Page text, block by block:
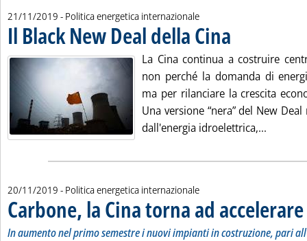
21/11/2019 - Politica energetica internazionale
Il Black New Deal della Cina
La Cina continua a costruire
non perché la domanda di
ma per rilanciare la crescita
Una versione “nera” del New
dall'energia idroelettrica,...
20/11/2019 - Politica energetica internazionale
Carbone, la Cina torna ad accelerare
In aumento nel primo semestre i nuovi impianti in costruzione, pari